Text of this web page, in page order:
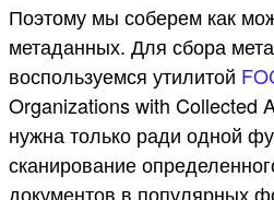
Поэтому мы соберем как
метаданных. Для сбора
воспользуемся утилитой
Organizations with Collected
нужна только ради одной
сканирование
документов в популярных